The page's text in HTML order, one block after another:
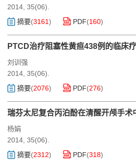
2014, 35(06).
摘要(3161) PDF(160)
PTCD治疗阻塞性黄疸438例的临床
刘训强
2014, 35(06).
摘要(2076) PDF(276)
瑞芬太尼复合丙泊酚在清醒开颅手术
杨娟
2014, 35(06).
摘要(2312) PDF(318)